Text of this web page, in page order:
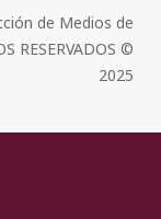
de Medios de
RESERVADOS ©
2025